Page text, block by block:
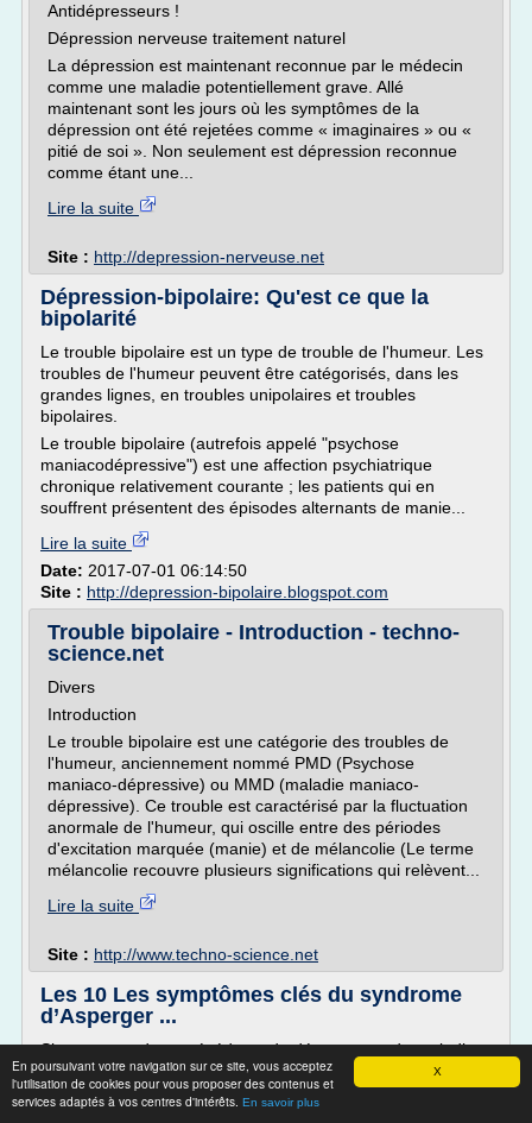
X
En poursuivant votre navigation sur ce site, vous acceptez
l'utilisation de cookies pour vous proposer des contenus et
services adaptés à vos centres d'intérêts. En savoir plus
Antidépresseurs !
Dépression nerveuse traitement naturel
La dépression est maintenant reconnue par le médecin
comme une maladie potentiellement grave. Allé
maintenant sont les jours où les symptômes de la
dépression ont été rejetées comme « imaginaires » ou «
pitié de soi ». Non seulement est dépression reconnue
comme étant une...
Lire la suite
Site : http://depression-nerveuse.net
Dépression-bipolaire: Qu'est ce que la
bipolarité
Le trouble bipolaire est un type de trouble de l'humeur. Les
troubles de l'humeur peuvent être catégorisés, dans les
grandes lignes, en troubles unipolaires et troubles
bipolaires.
Le trouble bipolaire (autrefois appelé "psychose
maniacodépressive") est une affection psychiatrique
chronique relativement courante ; les patients qui en
souffrent présentent des épisodes alternants de manie...
Lire la suite
Date: 2017-07-01 06:14:50
Site : http://depression-bipolaire.blogspot.com
Trouble bipolaire - Introduction - techno-
science.net
Divers
Introduction
Le trouble bipolaire est une catégorie des troubles de
l'humeur, anciennement nommé PMD (Psychose
maniaco-dépressive) ou MMD (maladie maniaco-
dépressive). Ce trouble est caractérisé par la fluctuation
anormale de l'humeur, qui oscille entre des périodes
d'excitation marquée (manie) et de mélancolie (Le terme
mélancolie recouvre plusieurs significations qui relèvent...
Lire la suite
Site : http://www.techno-science.net
Les 10 Les symptômes clés du syndrome
d’Asperger ...
Si vous avez des antécédents de démence ou de maladie
d'Alzheimer dans votre famille, vous pouvez dès maintenant
prendre des compléments alimentaires qui boosteront
votre...